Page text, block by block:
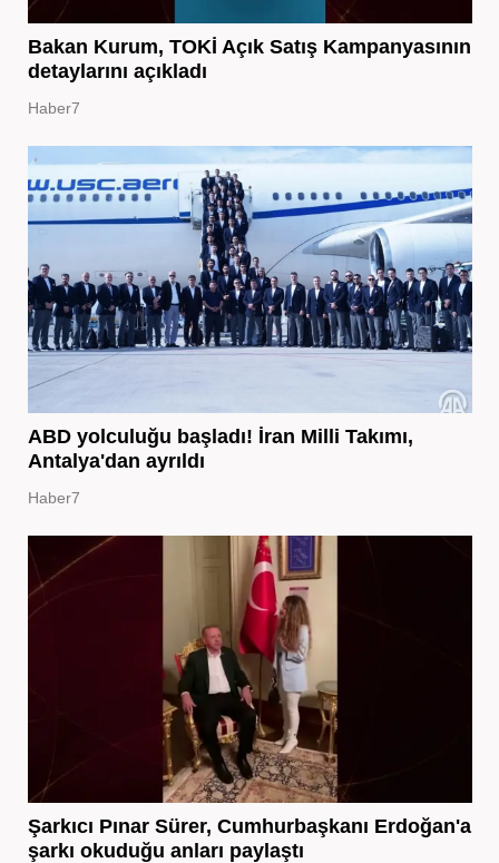
Bakan Kurum, TOKİ Açık Satış Kampanyasının
detaylarını açıkladı
Haber7
ABD yolculuğu başladı! İran Milli Takımı,
Antalya'dan ayrıldı
Haber7
Şarkıcı Pınar Sürer, Cumhurbaşkanı Erdoğan'a
şarkı okuduğu anları paylaştı